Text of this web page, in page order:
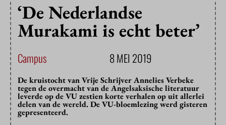
‘De Nederlandse
Murakami is echt beter’
Campus 8 MEI 2019
De kruistocht van Vrije Schrijver Annelies Verbeke
tegen de overmacht van de Angelsaksische literatuur
leverde op de VU zestien korte verhalen op uit allerlei
delen van de wereld. De VU-bloemlezing werd gisteren
gepresenteerd.